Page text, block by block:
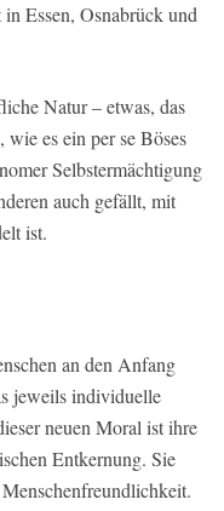
Essen, Osnabrück und
Natur – etwas, das
es ein per se Böses
Selbstermächtigung
auch gefällt, mit
ist.
an den Anfang
jeweils individuelle
neuen Moral ist ihre
Entkernung. Sie